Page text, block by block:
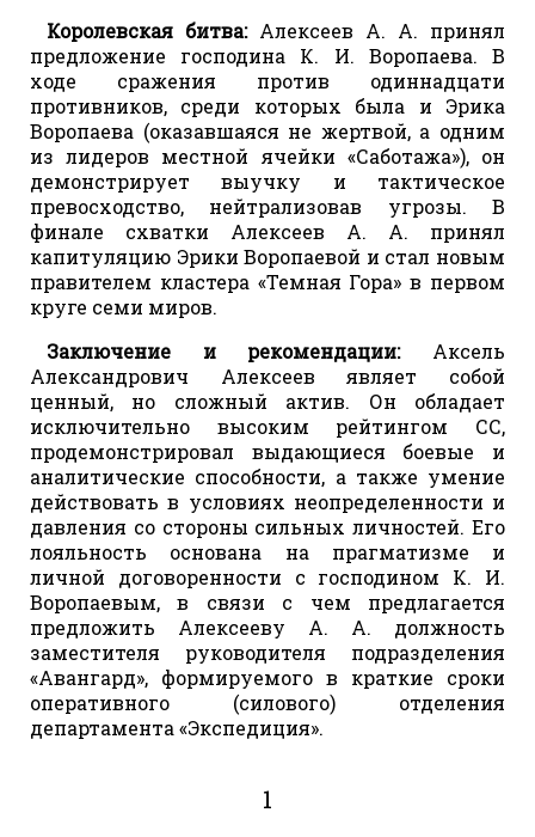
Королевская битва:Алексеев А. А. принял
предложение господина К. И. Воропаева. В
ходе сражения против одиннадцати
противников, среди которых была и Эрика
Воропаева (оказавшаяся не жертвой, а одним
из лидеров местной ячейки «Саботажа»), он
демонстрирует выучку и тактическое
превосходство, нейтрализовав угрозы. В
финале схватки Алексеев А. А. принял
капитуляцию Эрики Воропаевой и стал новым
правителем кластера «Темная Гора» в первом
круге семи миров.
Заключение и рекомендации:Аксель
Александрович Алексеев являет собой
ценный, но сложный актив. Он обладает
исключительно высоким рейтингом СС,
продемонстрировал выдающиеся боевые и
аналитические способности, а также умение
действовать в условиях неопределенности и
давления со стороны сильных личностей. Его
лояльность основана на прагматизме и
личной договоренности с господином К. И.
Воропаевым, в связи с чем предлагается
предложить Алексееву А. А. должность
заместителя руководителя подразделения
«Авангард», формируемого в краткие сроки
оперативного (силового) отделения
департамента «Экспедиция».
1